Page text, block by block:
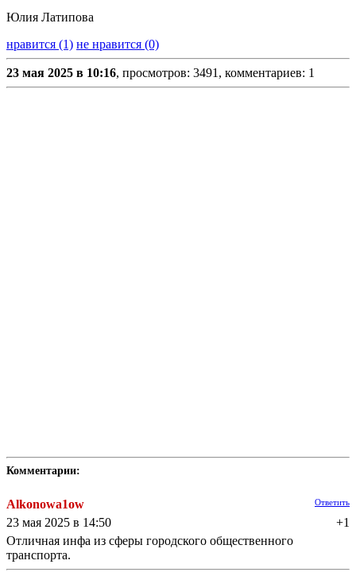
Юлия Латипова
нравится (1) не нравится (0)
23 мая 2025 в 10:16, просмотров: 3491, комментариев: 1
Комментарии:
Alkonowa1ow Ответить
+1
23 мая 2025 в 14:50
Отличная инфа из сферы городского общественного
транспорта.